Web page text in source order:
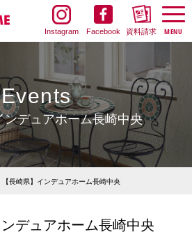
Instagram Facebook 資料請求
Events
ンデュアホーム長崎中央
【長崎県】インデュアホーム長崎中央
インデュアホーム長崎中央